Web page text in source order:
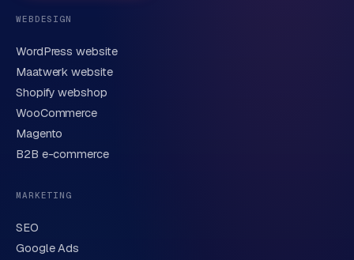
Korte omschrijving van je vraag of project
WEBDESIGN
WordPress website
Maatwerk website
Shopify webshop
WooCommerce
Magento
B2B e-commerce
MARKETING
SEO
Google Ads